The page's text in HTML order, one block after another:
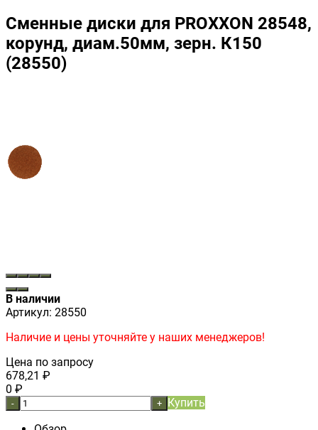
Сменные диски для PROXXON 28548,
корунд, диам.50мм, зерн. К150
(28550)
В наличии
Артикул: 28550
Наличие и цены уточняйте у наших менеджеров!
Цена по запросу
678,21 ₽
0 ₽
- + Купить